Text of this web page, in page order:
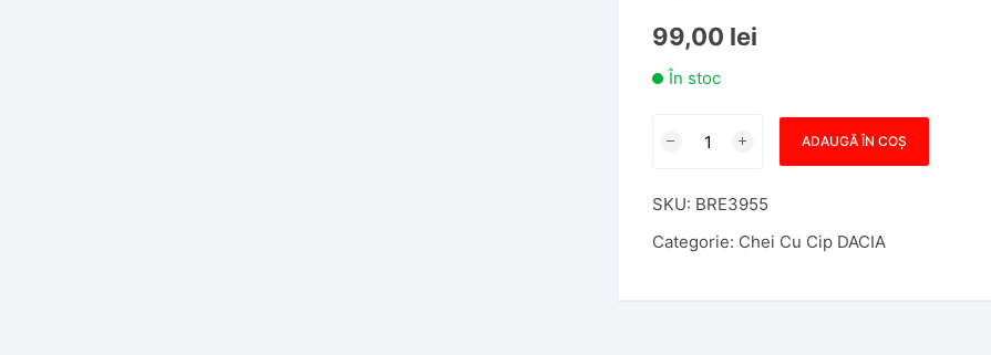
99,00 lei
În stoc
cip
si
telecomanda
ADAUGĂ ÎN COȘ
SKU: BRE3955
Categorie: Chei Cu Cip DACIA